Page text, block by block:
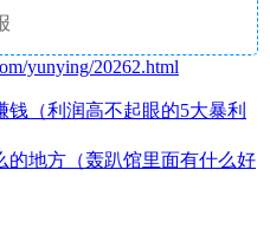
yunying/20262.html
钱（利润高不起眼的5大暴利
的地方（轰趴馆里面有什么好